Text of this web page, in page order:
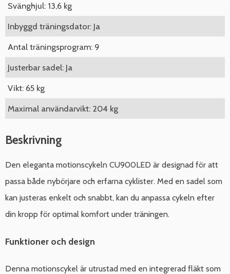
Svänghjul: 13,6 kg
Inbyggd träningsdator: Ja
Antal träningsprogram: 9
Justerbar sadel: Ja
Vikt: 65 kg
Maximal användarvikt: 204 kg
Beskrivning
Den eleganta motionscykeln CU900LED är designad för att
passa både nybörjare och erfarna cyklister. Med en sadel som
kan justeras enkelt och snabbt, kan du anpassa cykeln efter
din kropp för optimal komfort under träningen.
Funktioner och design
Denna motionscykel är utrustad med en integrerad fläkt som